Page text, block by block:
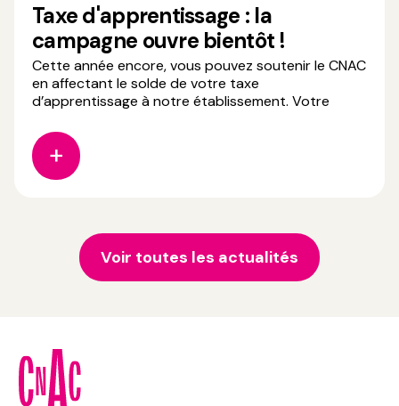
Taxe d'apprentissage : la
campagne ouvre bientôt !
Cette année encore, vous pouvez soutenir le CNAC
en affectant le solde de votre taxe
d’apprentissage à notre établissement. Votre
moderniser nos équipements pédagogiques, -
Accompagner la formation d’artistes de cirque
polyvalents et créatifs, - Favoriser l
Voir toutes les actualités